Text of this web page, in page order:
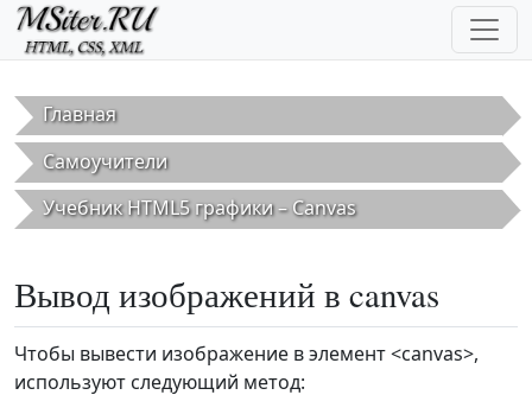
Перейти к основному содержанию
Главная
Самоучители
Учебник HTML5 графики – Canvas
Вывод изображений в canvas
Чтобы вывести изображение в элемент <canvas>,
используют следующий метод: